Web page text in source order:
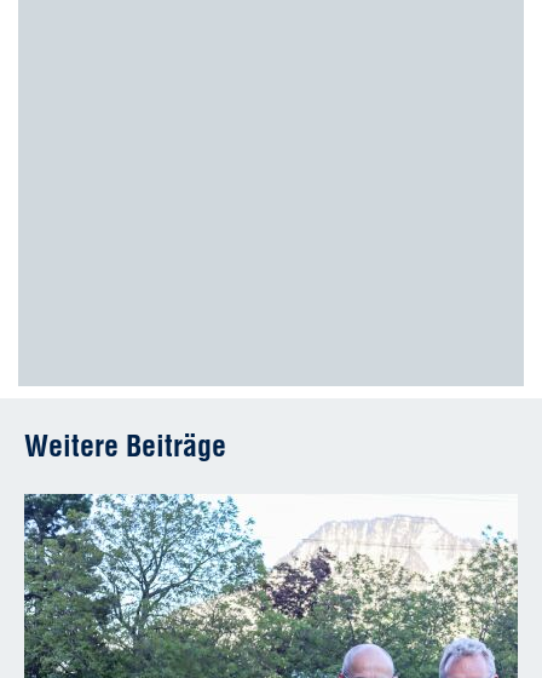
Weitere Beiträge